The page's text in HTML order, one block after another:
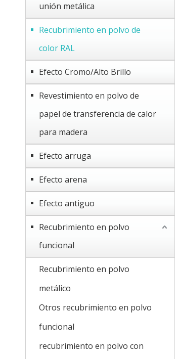
unión metálica
Recubrimiento en polvo de
color RAL
Efecto Cromo/Alto Brillo
Revestimiento en polvo de
papel de transferencia de calor
para madera
Efecto arruga
Efecto arena
Efecto antiguo
Recubrimiento en polvo
funcional
Recubrimiento en polvo
metálico
Otros recubrimiento en polvo
funcional
recubrimiento en polvo con